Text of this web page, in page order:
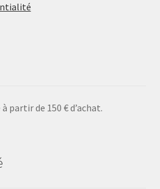
partir de 150 € d’achat.